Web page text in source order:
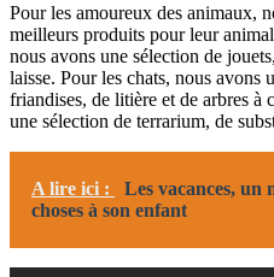
Pour les amoureux des animaux,
meilleurs produits pour leur
nous avons une sélection de
laisse. Pour les chats, nous avons
friandises, de litière et de arbres à
une sélection de terrarium, de
A lire ici :
Les vacances, un
choses à son enfant